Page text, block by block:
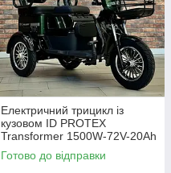
Електричний трицикл із
кузовом ID PROTEX
Transformer 1500W-72V-20Ah
LiFePO4 шини 10"/10"
Готово до відправки